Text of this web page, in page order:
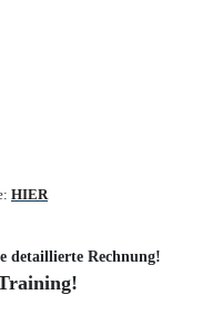
HIER
detaillierte Rechnung!